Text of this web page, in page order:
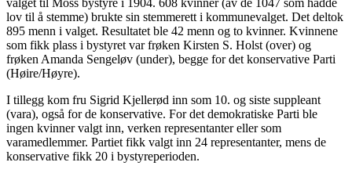
valget til Moss bystyre i 1904. 608 kvinner (av de 1047 som hadde
lov til å stemme) brukte sin stemmerett i kommunevalget. Det deltok
895 menn i valget. Resultatet ble 42 menn og to kvinner. Kvinnene
som fikk plass i bystyret var frøken Kirsten S. Holst (over) og
frøken Amanda Sengeløv (under), begge for det konservative Parti
(Høire/Høyre).
I tillegg kom fru Sigrid Kjellerød inn som 10. og siste suppleant
(vara), også for de konservative. For det demokratiske Parti ble
ingen kvinner valgt inn, verken representanter eller som
varamedlemmer. Partiet fikk valgt inn 24 representanter, mens de
konservative fikk 20 i bystyreperioden.